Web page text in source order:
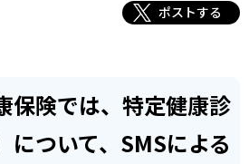
ポストする
保険では、特定健康診
について、SMSによる